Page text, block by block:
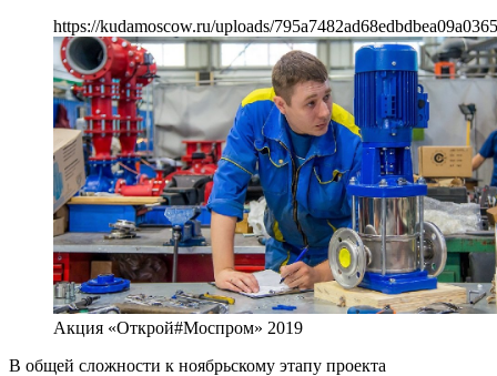
https://kudamoscow.ru/uploads/
Акция «Открой#Моспром» 2019
В общей сложности к ноябрьскому этапу проекта